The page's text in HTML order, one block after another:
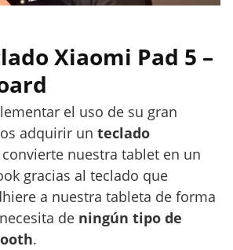
Xiaomi Pad 5 –
el uso de su gran
adquirir un teclado
nuestra tablet en un
gracias al teclado que
a nuestra tableta de forma
de ningún tipo de
.